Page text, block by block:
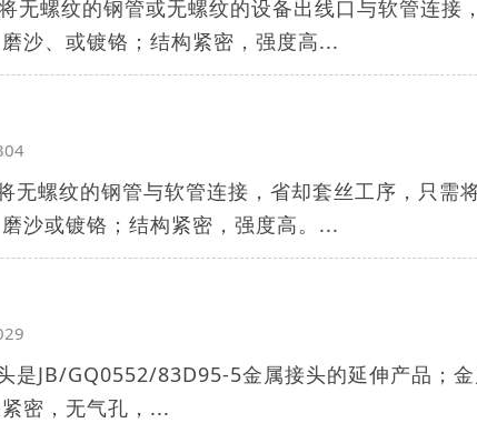
无螺纹的钢管或无螺纹的设备出线口与软管连接
沙、或镀铬；结构紧密，强度高...
无螺纹的钢管与软管连接，省却套丝工序，只需
沙或镀铬；结构紧密，强度高。...
是JB/GQ0552/83D95-5金属接头的延伸产品；
密，无气孔，...